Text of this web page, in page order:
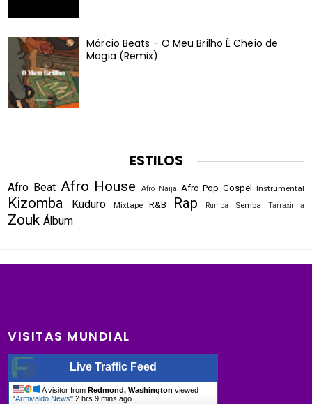
Márcio Beats - O Meu Brilho É Cheio de
Magia (Remix)
ESTILOS
Afro Beat Afro House Afro Naija Afro Pop Gospel Instrumental
Kizomba Kuduro Mixtape R&B Rap Rumba Semba Tarraxinha
Zouk Álbum
VISITAS MUNDIAL
Live Traffic Feed
A visitor fromRedmond, Washington viewed
"Armivaldo News"2 hrs 9 mins ago